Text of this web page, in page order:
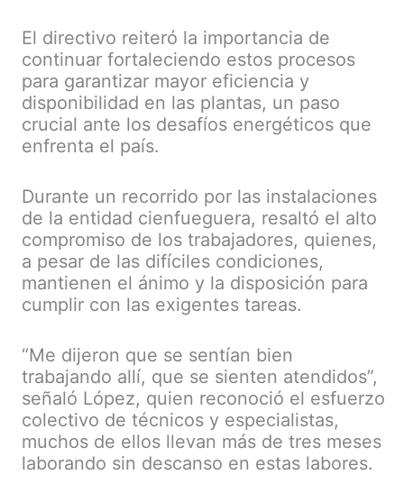
El directivo reiteró la importancia de
continuar fortaleciendo estos procesos
para garantizar mayor eficiencia y
disponibilidad en las plantas, un paso
crucial ante los desafíos energéticos que
enfrenta el país.
Durante un recorrido por las instalaciones
de la entidad cienfueguera, resaltó el alto
compromiso de los trabajadores, quienes,
a pesar de las difíciles condiciones,
mantienen el ánimo y la disposición para
cumplir con las exigentes tareas.
“Me dijeron que se sentían bien
trabajando allí, que se sienten atendidos”,
señaló López, quien reconoció el esfuerzo
colectivo de técnicos y especialistas,
muchos de ellos llevan más de tres meses
laborando sin descanso en estas labores.